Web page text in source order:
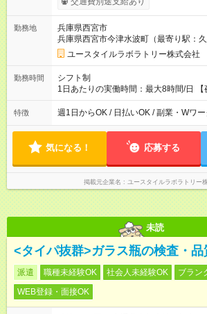
間×4回=5万8,560円 週3回勤務の場合：1,830円×8時間×12回
月 ※ 雇用形態と給与に、本採用時と異
用形態：本採用時と同じです。 給与：
勤務地
兵庫県西宮市
兵庫県西宮市今津水波町（最寄り駅：久
ユースタイルラボラトリー株式会社
勤務時間
シフト制
1日あたりの実働時間：最大8時間/日 【
00 ※週1日～OK ／ 夜勤専従 ＊＊ 勤務時間例 ＊＊ ■22時か
ら翌7時 ■23時から翌8時 ■24時から翌9時 など ※
ます。 ※曜日固定（毎週同じ曜日での
特徴 週1日からOK / 日払いOK / 副業・Wワ
気になる！ 応募する
掲載元企業名 ユースタイルラボラトリー
未読
<タイパ抜群>ガラス瓶の検査・品
派遣 職種未経験OK 社会人未経験OK
ブラン
WEB登録・面接OK